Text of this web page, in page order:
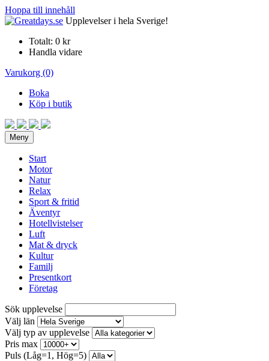
Hoppa till innehåll
Upplevelser i hela Sverige!
Totalt: 0 kr
Handla vidare
Varukorg (0)
Boka
Köp i butik
Meny
Start
Motor
Natur
Relax
Sport & fritid
Äventyr
Hotellvistelser
Luft
Mat & dryck
Kultur
Familj
Presentkort
Företag
Sök upplevelse
Välj län
Välj typ av upplevelse
Pris max
Puls (Låg=1, Hög=5)